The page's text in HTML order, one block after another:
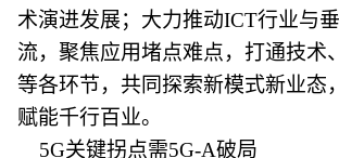
术演进发展；大力推动ICT行业与
流，聚焦应用堵点难点，打通技术
等各环节，共同探索新模式新业态
赋能千行百业。
5G关键拐点需5G-A破局